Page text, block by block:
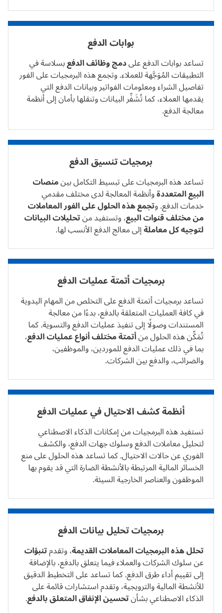
بوابات الدفع
تساعد بوابات الدفع علىدمج وظائف الدفعبسلاسة في
التطبيقات المُوَجَّهة للعملاء. وتجمع هذه البرمجيات على الفور
تفاصيل الشراء ومعلومات الفواتير وبيانات الدفع التي
يقدمها العملاء، كما تُشَفِّر البيانات وتنقلها بأمان إلى أنظمة
معالجة الدفع.
برمجيات تنسيق الدفع
تساعد هذه البرمجيات على تبسيط التكامل بينمنصات
البيع المتعددةوأنظمة المعالجة لدى مختلف مقدمي
خدمات الدفع. وتجمع هذه الحلول على الفور المعاملات
من مختلف قنوات البيع، وتستفيد منتحليلات البيانات
لتوجيه كل معاملةإلى معالج الدفع الأنسب لها.
برمجيات أتمتة عمليات الدفع
تساعد برمجيات أتمتة الدفع على التخلص من المهام اليدوية
في كافة العمليات المتعلقة بالدفع، بدءًا من معالجة
المستندات وصولًا إلى تنفيذ عمليات الدفع والتسوية. كما
تُمَكِّن هذه الحلول منأتمتة مختلف أنواع عمليات الدفع،
بما في ذلك عمليات الدفع للموردين، والموظفين،
والضرائب، والدفع بين الشركات.
أنظمة كشف الاحتيال في عمليات الدفع
تستفيد هذه البرمجيات من إمكانات الذكاء الاصطناعي
لتحليل معاملات الدفع وسلوك جهات الدفع، والكشف
الفوري عن حالات الاحتيال. كما تساعد هذه الحلول على منع
الخسائر المالية المرتبطة بالأنشطة الضارة التي قد يقوم بها
الموظفون والعناصر الخارجية السيئة.
برمجيات تحليل بيانات الدفع
تحلل هذه البرمجيات المعاملات القديمة، وتقدمتنبؤات
عن سلوك الشركات والعملاء فيما يتعلق بالدفع، بالإضافة
إلى تقييم أداء طرق الدفع. كما تساعد على التخطيط الدقيق
للأنشطة المالية والترويجية، وتقدم استشارات قائمة على
الذكاء الاصطناعي بشأنتحسين الإنفاق المتعلق بالدفع.